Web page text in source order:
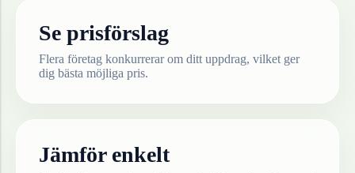
Se prisförslag
Flera företag konkurrerar om ditt uppdrag, vilket ger
dig bästa möjliga pris.
Jämför enkelt